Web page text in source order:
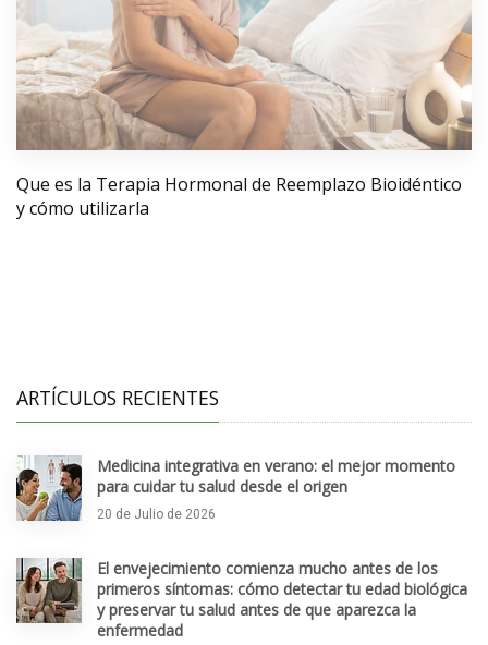
Que es la Terapia Hormonal de Reemplazo Bioidéntico
y cómo utilizarla
ARTÍCULOS RECIENTES
Medicina integrativa en verano: el mejor momento
para cuidar tu salud desde el origen
20 de Julio de 2026
El envejecimiento comienza mucho antes de los
primeros síntomas: cómo detectar tu edad biológica
y preservar tu salud antes de que aparezca la
enfermedad